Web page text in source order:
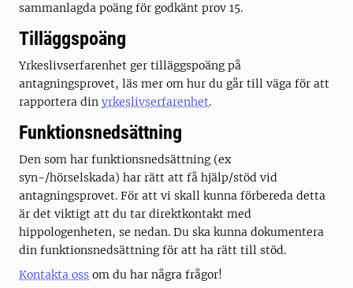
sammanlagda poäng för godkänt prov 15.
Tilläggspoäng
Yrkeslivserfarenhet ger tilläggspoäng på
antagningsprovet, läs mer om hur du går till väga för att
rapportera din yrkeslivserfarenhet.
Funktionsnedsättning
Den som har funktionsnedsättning (ex
syn-/hörselskada) har rätt att få hjälp/stöd vid
antagningsprovet. För att vi skall kunna förbereda detta
är det viktigt att du tar direktkontakt med
hippologenheten, se nedan. Du ska kunna dokumentera
din funktionsnedsättning för att ha rätt till stöd.
Kontakta oss om du har några frågor!